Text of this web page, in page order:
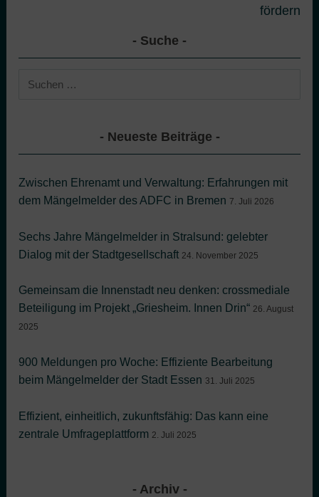
fördern
Suche
Neueste Beiträge
Zwischen Ehrenamt und Verwaltung: Erfahrungen mit
dem Mängelmelder des ADFC in Bremen 7. Juli 2026
Sechs Jahre Mängelmelder in Stralsund: gelebter
Dialog mit der Stadtgesellschaft 24. November 2025
Gemeinsam die Innenstadt neu denken: crossmediale
Beteiligung im Projekt „Griesheim. Innen Drin“ 26. August
2025
900 Meldungen pro Woche: Effiziente Bearbeitung
beim Mängelmelder der Stadt Essen 31. Juli 2025
Effizient, einheitlich, zukunftsfähig: Das kann eine
zentrale Umfrageplattform 2. Juli 2025
Archiv